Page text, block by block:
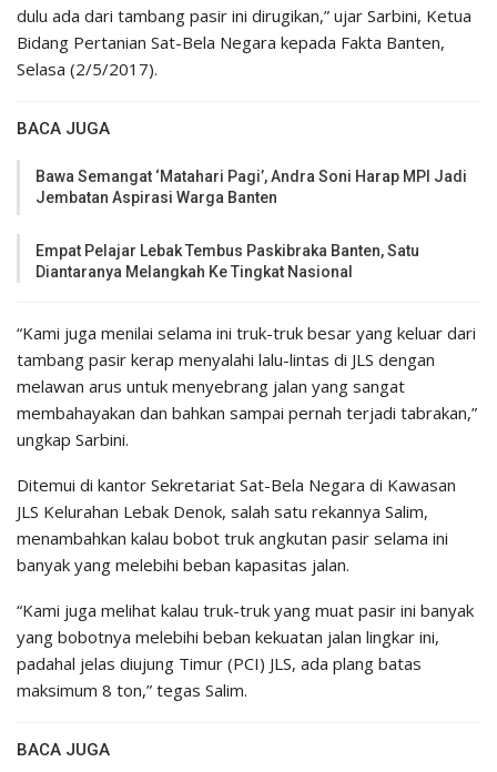
dulu ada dari tambang pasir ini dirugikan,” ujar Sarbini, Ketua
Bidang Pertanian Sat-Bela Negara kepada Fakta Banten,
Selasa (2/5/2017).
BACA JUGA
Bawa Semangat ‘Matahari Pagi’, Andra Soni Harap MPI Jadi
Jembatan Aspirasi Warga Banten
Empat Pelajar Lebak Tembus Paskibraka Banten, Satu
Diantaranya Melangkah Ke Tingkat Nasional
“Kami juga menilai selama ini truk-truk besar yang keluar dari
tambang pasir kerap menyalahi lalu-lintas di JLS dengan
melawan arus untuk menyebrang jalan yang sangat
membahayakan dan bahkan sampai pernah terjadi tabrakan,”
ungkap Sarbini.
Ditemui di kantor Sekretariat Sat-Bela Negara di Kawasan
JLS Kelurahan Lebak Denok, salah satu rekannya Salim,
menambahkan kalau bobot truk angkutan pasir selama ini
banyak yang melebihi beban kapasitas jalan.
“Kami juga melihat kalau truk-truk yang muat pasir ini banyak
yang bobotnya melebihi beban kekuatan jalan lingkar ini,
padahal jelas diujung Timur (PCI) JLS, ada plang batas
maksimum 8 ton,” tegas Salim.
BACA JUGA